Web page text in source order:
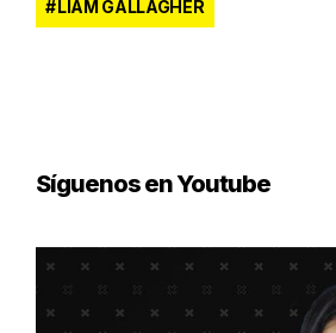
LIAM GALLAGHER
Síguenos en Youtube